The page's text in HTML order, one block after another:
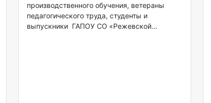
производственного обучения, ветераны
педагогического труда, студенты и
выпускники ГАПОУ СО «Режевской...